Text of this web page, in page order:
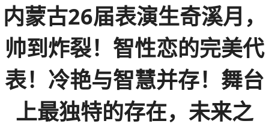
内蒙古26届表演生奇溪月，
帅到炸裂！智性恋的完美代
表！冷艳与智慧并存！舞台
上最独特的存在，未来之